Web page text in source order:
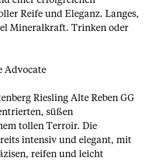
Reife und Eleganz. Langes,
Mineralkraft. Trinken oder
Advocate
Riesling Alte Reben GG
süßen
tollen Terroir. Die
intensiv und elegant, mit
reifen und leicht